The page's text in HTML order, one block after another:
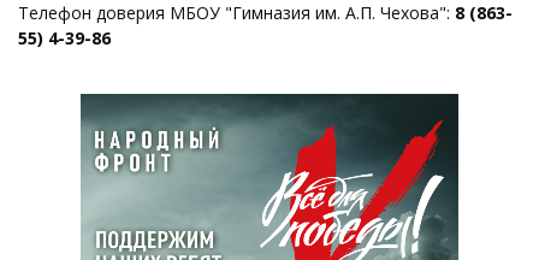
Телефон доверия МБОУ "Гимназия им. А.П. Чехова": 8 (863-
55) 4-39-86